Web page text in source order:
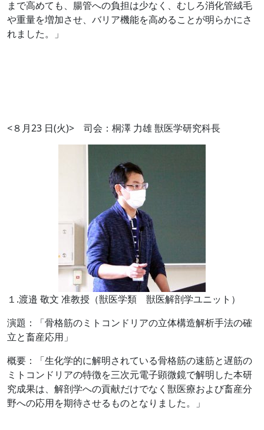
まで高めても、腸管への負担は少なく、むしろ消化管絨毛
や重量を増加させ、バリア機能を高めることが明らかにさ
れました。」
<８月23 日(火)> 司会：桐澤 力雄獣医学研究科長
１.渡邉 敬文 准教授（獣医学類 獣医解剖学ユニット）
演題：「骨格筋のミトコンドリアの立体構造解析手法の確
立と畜産応用」
概要：「生化学的に解明されている骨格筋の速筋と遅筋の
ミトコンドリアの特徴を三次元電子顕微鏡で解明した本研
究成果は、解剖学への貢献だけでなく獣医療および畜産分
野への応用を期待させるものとなりました。」